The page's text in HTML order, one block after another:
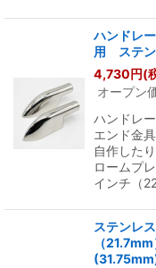
ハンドレ
用 ステ
4,730円(
オープン
ハンドレ
エンド金
自作した
ロームプ
インチ（
ステンレ
（